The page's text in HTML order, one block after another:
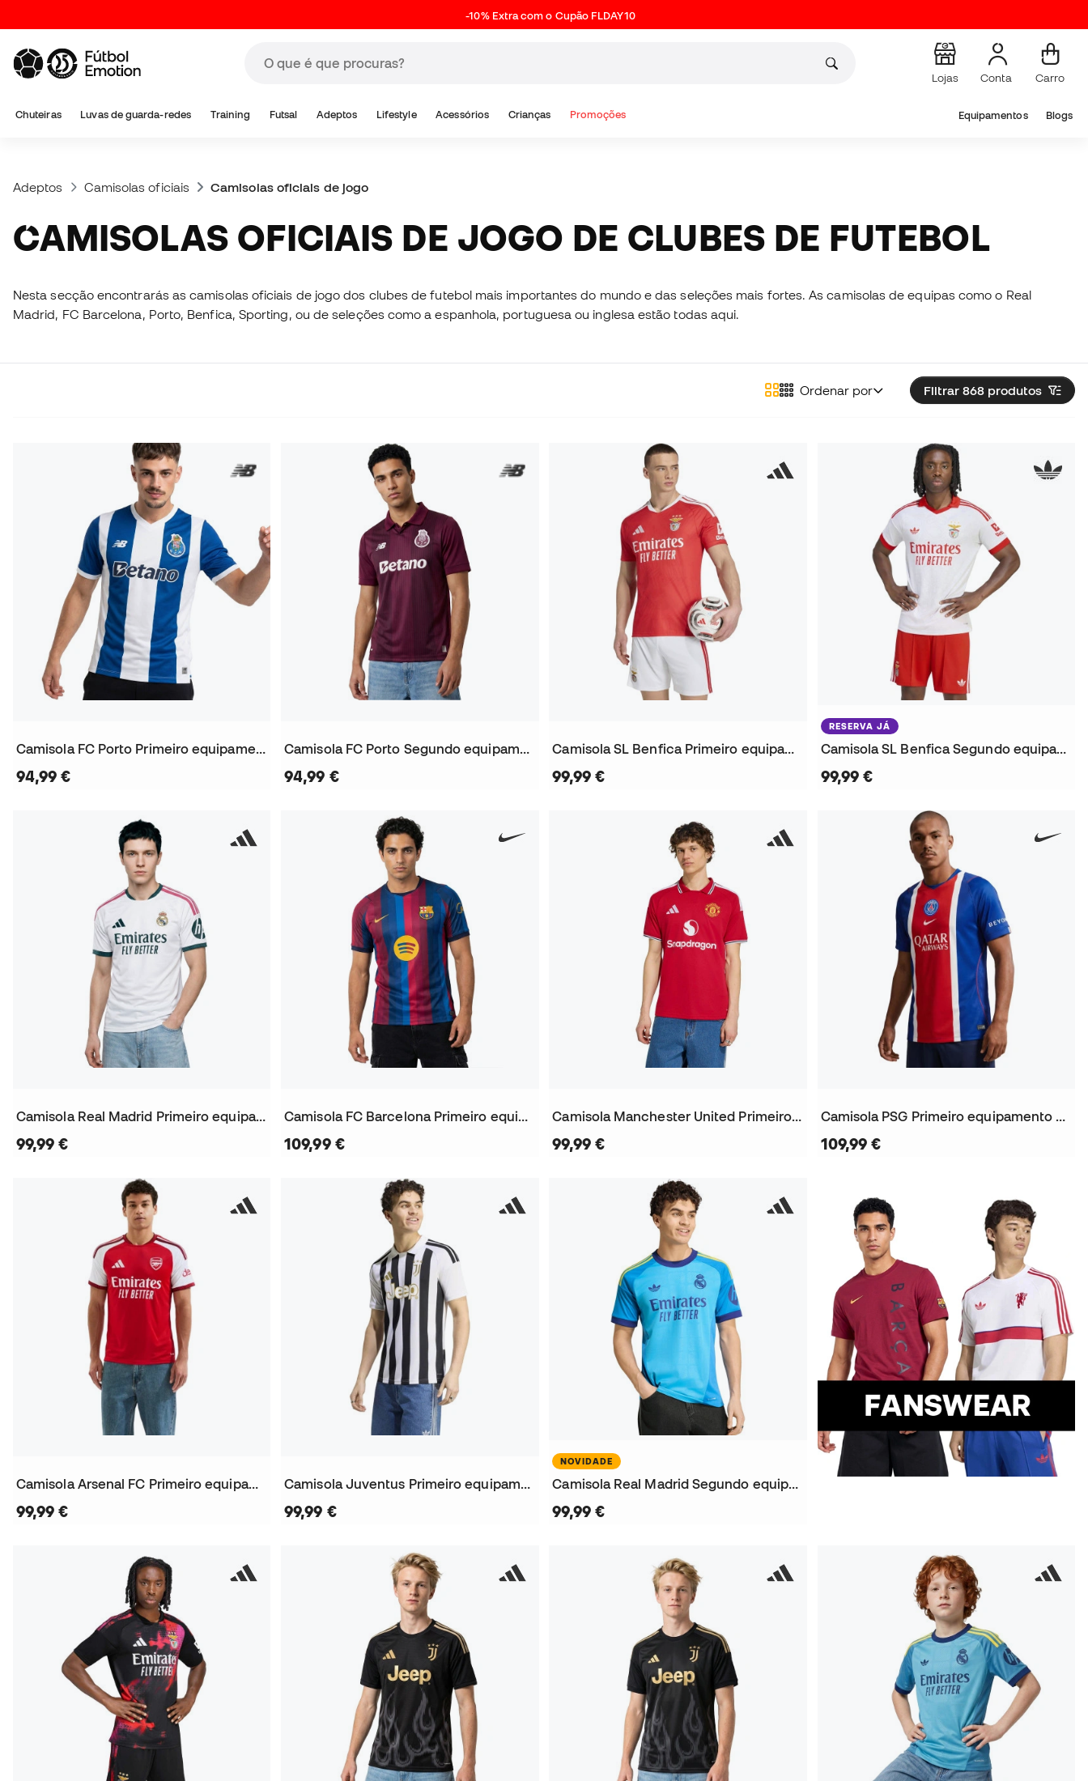
-10% Extra com o Cupão FLDAY10
Lojas Conta Carro
Chuteiras Luvas de guarda-redes Training Futsal Adeptos Lifestyle Acessórios Crianças Promoções Equipamentos Blogs
Adeptos Camisolas oficiais Camisolas oficiais de jogo
CAMISOLAS OFICIAIS DE JOGO DE CLUBES DE FUTEBOL
Nesta secção encontrarás as camisolas oficiais de jogo dos clubes de futebol mais importantes do mundo e das seleções mais fortes. As camisolas de equipas como o Real
Madrid, FC Barcelona, Porto, Benfica, Sporting, ou de seleções como a espanhola, portuguesa ou inglesa estão todas aqui.
Filtrar 868 produtos
Ordenar por
Camisola FC Porto Primeiro equipamento 2026-2027
94,99 €
Camisola FC Porto Segundo equipamento 2026-2027
94,99 €
Camisola SL Benfica Primeiro equipamento 2026-2027
99,99 €
RESERVA JÁ
Camisola SL Benfica Segundo equipamento 2026-2027
99,99 €
Camisola Real Madrid Primeiro equipamento 2026-2027
99,99 €
Camisola FC Barcelona Primeiro equipamento 2026-2027
109,99 €
Camisola Manchester United Primeiro equipamento 2026-2027
99,99 €
Camisola PSG Primeiro equipamento 2026-2027
109,99 €
Camisola Arsenal FC Primeiro equipamento 2026-2027
99,99 €
Camisola Juventus Primeiro equipamento 2026-2027
99,99 €
NOVIDADE
Camisola Real Madrid Segundo equipamento Guarda-redes 2026-2027
99,99 €